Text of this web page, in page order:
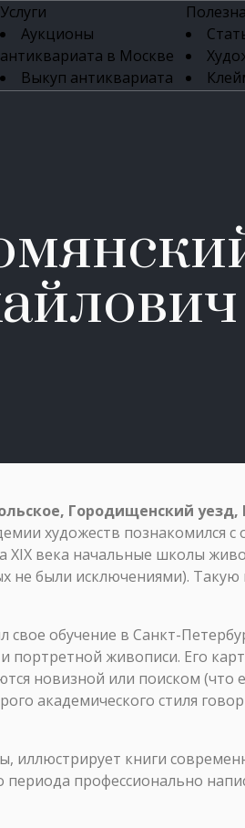
Услуги
Аукционы
антиквариата в Москве
Выкуп антиквариата
Скупка антикварной
мебели
Скупка антикварных
часов
Городищенский уезд,
художеств познакомился с
века начальные школы
не были исключениями).
обучение в Санкт-
портретной живописи. Его
новизной или поиском
академического стиля
книги
профессионально